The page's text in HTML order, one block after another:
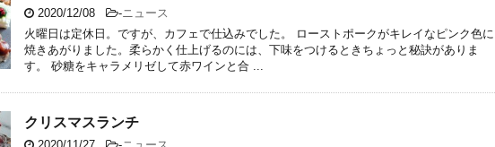
2020/12/08 -ニュース
火曜日は定休日。ですが、カフェで仕込みでした。 ローストポークがキレイなピンク色に
焼きあがりました。柔らかく仕上げるのには、下味をつけるときちょっと秘訣がありま
す。 砂糖をキャラメリゼして赤ワインと合 ...
クリスマスランチ